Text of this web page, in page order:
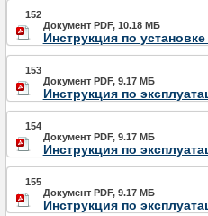
152
Документ PDF, 10.18 МБ
Инструкция по
153
Документ PDF, 9.17 МБ
Инструкция по
154
Документ PDF, 9.17 МБ
Инструкция по
155
Документ PDF, 9.17 МБ
Инструкция по